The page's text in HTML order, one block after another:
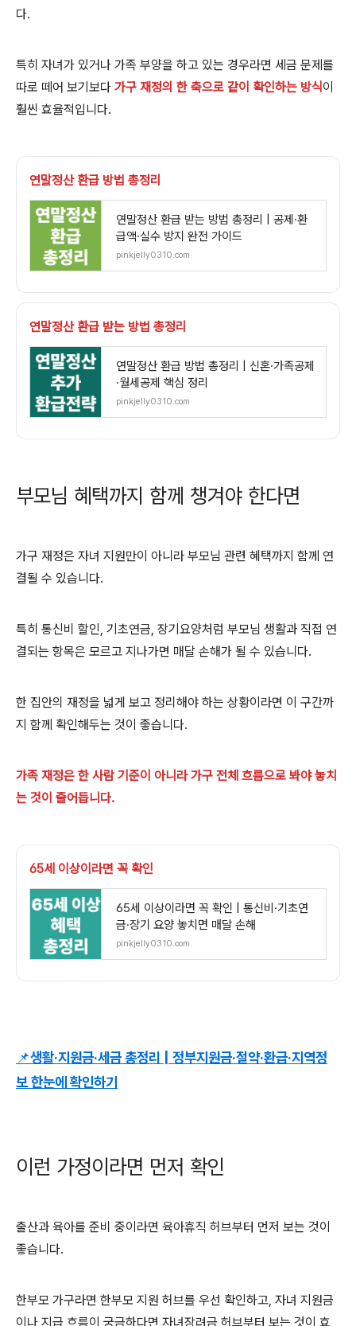
다.
특히 자녀가 있거나 가족 부양을 하고 있는 경우라면 세금 문제를
따로 떼어 보기보다 가구 재정의 한 축으로 같이 확인하는 방식 이
훨씬 효율적입니다.
연말정산 환급 방법 총정리
연말정산 환급 받는 방법 총정리 | 공제·환
급액·실수 방지 완전 가이드
pinkjelly0310.com
연말정산 환급 받는 방법 총정리
연말정산 환급 방법 총정리 | 신혼·가족공제
·월세공제 핵심 정리
pinkjelly0310.com
부모님 혜택까지 함께 챙겨야 한다면
가구 재정은 자녀 지원만이 아니라 부모님 관련 혜택까지 함께 연
결될 수 있습니다.
특히 통신비 할인, 기초연금, 장기요양처럼 부모님 생활과 직접 연
결되는 항목은 모르고 지나가면 매달 손해가 될 수 있습니다.
한 집안의 재정을 넓게 보고 정리해야 하는 상황이라면 이 구간까
지 함께 확인해두는 것이 좋습니다.
가족 재정은 한 사람 기준이 아니라 가구 전체 흐름으로 봐야 놓치
는 것이 줄어듭니다.
65세 이상이라면 꼭 확인
65세 이상이라면 꼭 확인 | 통신비·기초연
금·장기 요양 놓치면 매달 손해
pinkjelly0310.com
📌생활·지원금·세금 총정리 | 정부지원금·절약·환급·지역정
보 한눈에 확인하기
이런 가정이라면 먼저 확인
출산과 육아를 준비 중이라면 육아휴직 허브부터 먼저 보는 것이
좋습니다.
한부모 가구라면 한부모 지원 허브를 우선 확인하고, 자녀 지원금
이나 지급 흐름이 궁금하다면 자녀장려금 허브부터 보는 것이 효